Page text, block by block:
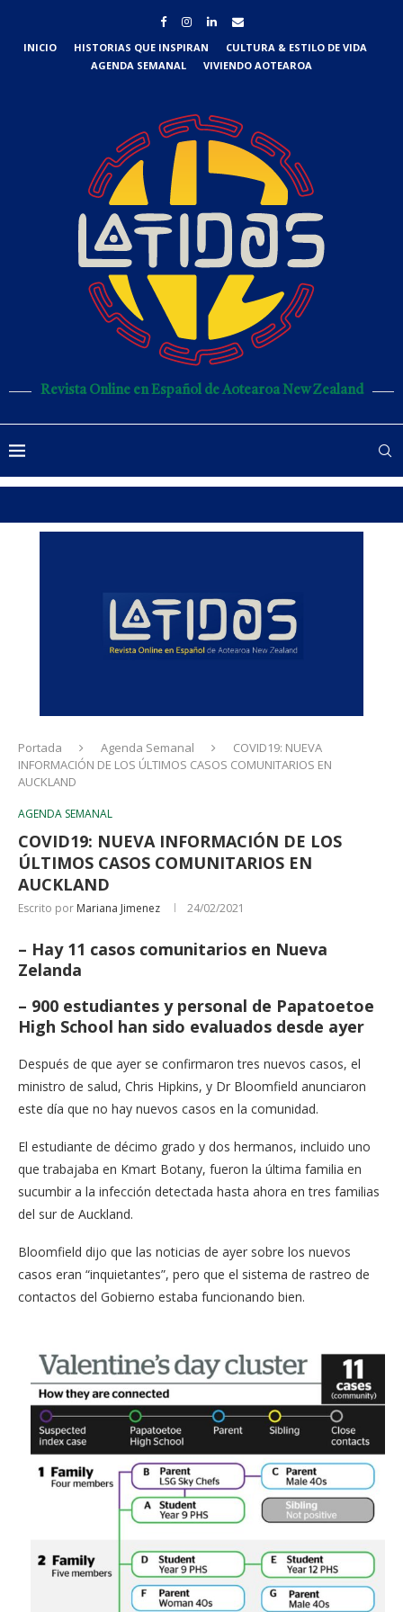
INICIO HISTORIAS QUE INSPIRAN
CULTURA & ESTILO DE VIDA
AGENDA SEMANAL
VIVIENDO AOTEAROA
Revista Online en Español de Aotearoa New Zealand
Portada Agenda Semanal
COVID19: NUEVA
INFORMACIÓN DE LOS ÚLTIMOS CASOS COMUNITARIOS EN
AUCKLAND
AGENDA SEMANAL
COVID19: NUEVA INFORMACIÓN DE LOS
ÚLTIMOS CASOS COMUNITARIOS EN
AUCKLAND
Escrito por Mariana Jimenez 24/02/2021
– Hay 11 casos comunitarios en Nueva
Zelanda
– 900 estudiantes y personal de Papatoetoe
High School han sido evaluados desde ayer
Después de que ayer se confirmaron tres nuevos casos, el
ministro de salud, Chris Hipkins, y Dr Bloomfield anunciaron
este día que no hay nuevos casos en la comunidad.
El estudiante de décimo grado y dos hermanos, incluido uno
que trabajaba en Kmart Botany, fueron la última familia en
sucumbir a la infección detectada hasta ahora en tres familias
del sur de Auckland.
Bloomfield dijo que las noticias de ayer sobre los nuevos
casos eran “inquietantes”, pero que el sistema de rastreo de
contactos del Gobierno estaba funcionando bien.